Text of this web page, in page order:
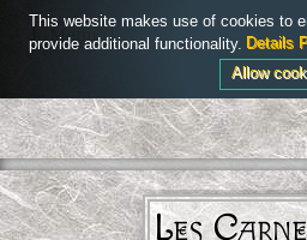
Menu
Les
This website makes use of cookies to
provide additional functionality. Details
Allow